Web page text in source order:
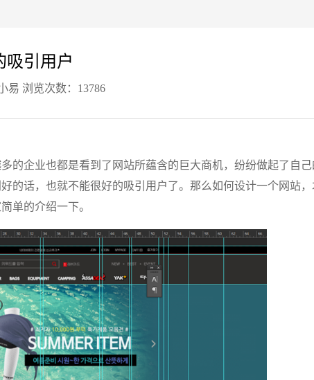
吸引用户
易 浏览次数：13786
企业也都是看到了网站所蕴含的巨大商机，纷纷做起了自己
的话，也就不能很好的吸引用户了。那么如何设计一个网站，
单的介绍一下。